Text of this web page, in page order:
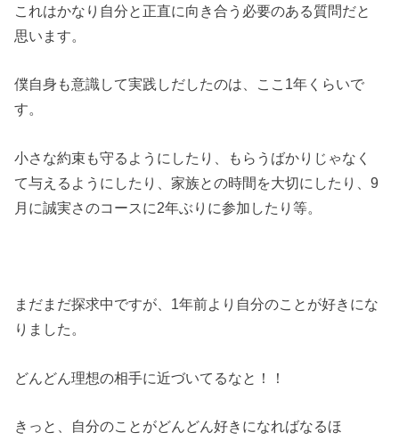
これはかなり自分と正直に向き合う必要のある質問だと
思います。
僕自身も意識して実践しだしたのは、ここ1年くらいで
す。
小さな約束も守るようにしたり、もらうばかりじゃなく
て与えるようにしたり、家族との時間を大切にしたり、9
月に誠実さのコースに2年ぶりに参加したり等。
まだまだ探求中ですが、1年前より自分のことが好きにな
りました。
どんどん理想の相手に近づいてるなと！！
きっと、自分のことがどんどん好きになればなるほ